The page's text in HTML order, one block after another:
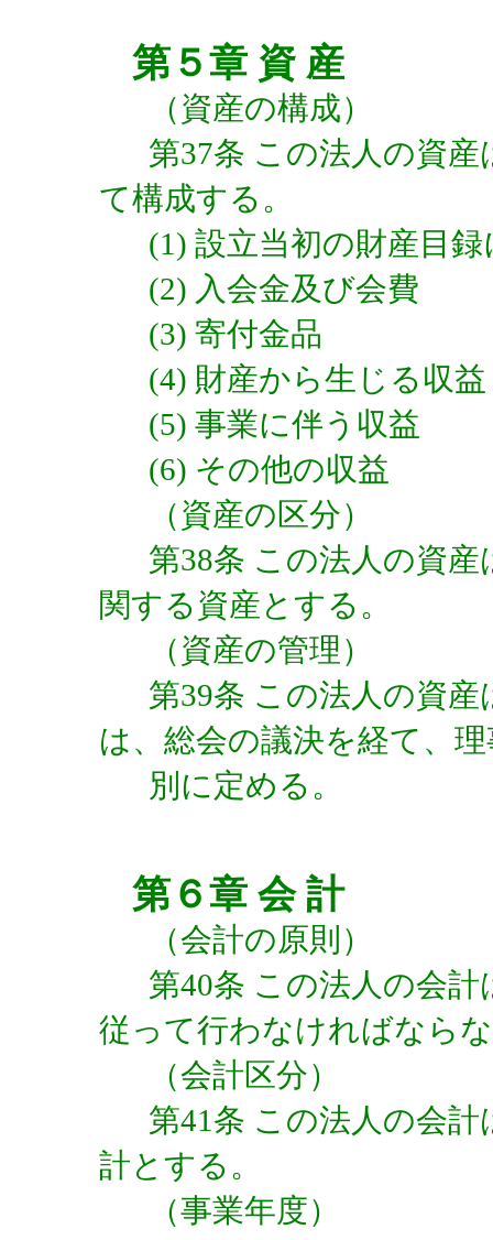
第５章 資 産
（資産の構成）
第37条 この法人の資
て構成する。
(1) 設立当初の財産目
(2) 入会金及び会費
(3) 寄付金品
(4) 財産から生じる収益
(5) 事業に伴う収益
(6) その他の収益
（資産の区分）
第38条 この法人の資
関する資産とする。
（資産の管理）
第39条 この法人の資
は、総会の議決を経て、
別に定める。
第６章 会 計
（会計の原則）
第40条 この法人の会
従って行わなければなら
（会計区分）
第41条 この法人の会
計とする。
（事業年度）